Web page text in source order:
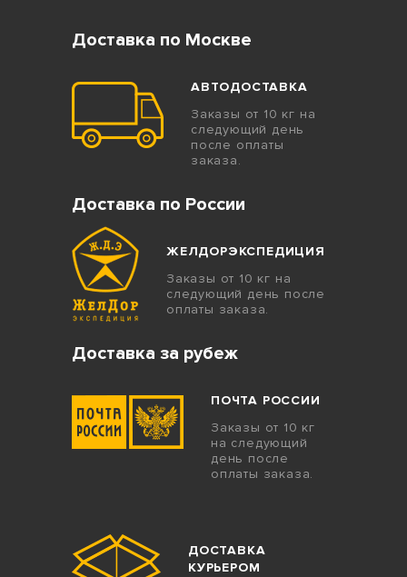
Доставка по Москве
АВТОДОСТАВКА
Заказы от 10 кг на
следующий день
после оплаты
заказа.
Доставка по России
ЖЕЛДОРЭКСПЕДИЦИЯ
Заказы от 10 кг на
следующий день после
оплаты заказа.
Доставка за рубеж
ПОЧТА РОССИИ
Заказы от 10 кг
на следующий
день после
оплаты заказа.
ДОСТАВКА
КУРЬЕРОМ